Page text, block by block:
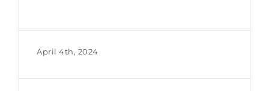
April 4th, 2024